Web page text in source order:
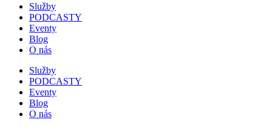
Služby
PODCASTY
Eventy
Blog
O nás
Služby
PODCASTY
Eventy
Blog
O nás